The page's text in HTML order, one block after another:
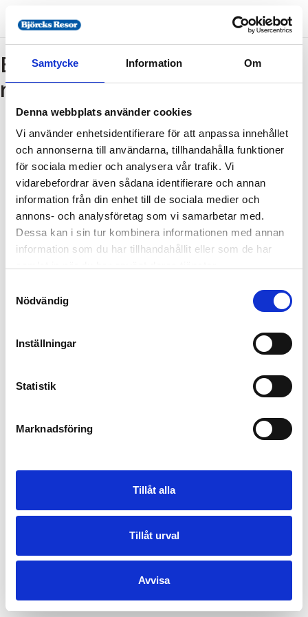
Samtycke Information Om
Denna webbplats använder cookies
Vi använder enhetsidentifierare för att anpassa innehållet
och annonserna till användarna, tillhandahålla funktioner
för sociala medier och analysera vår trafik. Vi
vidarebefordrar även sådana identifierare och annan
information från din enhet till de sociala medier och
annons- och analysföretag som vi samarbetar med.
Dessa kan i sin tur kombinera informationen med annan
information som du har tillhandahållit eller som de har
Nödvändig
Inställningar
Statistik
Marknadsföring
Tillåt alla
Tillåt urval
Avvisa
Bokning - Tillbaka till
resebeskrivningen
Tillbaka till resebeskrivningen
1. Antal resenärer och rum
2. Personupplysningar
3. Betalning
Fel